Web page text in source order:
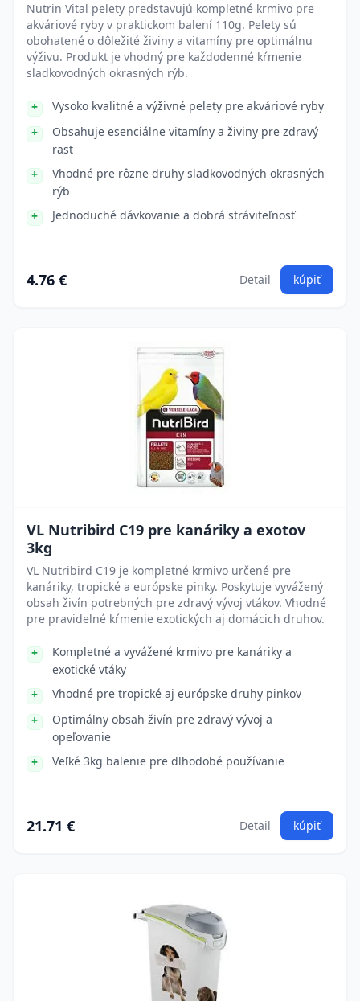
Nutrin Vital pelety predstavujú kompletné krmivo pre
akváriové ryby v praktickom balení 110g. Pelety sú
obohatené o dôležité živiny a vitamíny pre optimálnu
výživu. Produkt je vhodný pre každodenné kŕmenie
sladkovodných okrasných rýb.
Vysoko kvalitné a výživné pelety pre akváriové ryby
Obsahuje esenciálne vitamíny a živiny pre zdravý
rast
Vhodné pre rôzne druhy sladkovodných okrasných
rýb
Jednoduché dávkovanie a dobrá stráviteľnosť
4.76 € Detail kúpiť
VL Nutribird C19 pre kanáriky a exotov
3kg
VL Nutribird C19 je kompletné krmivo určené pre
kanáriky, tropické a európske pinky. Poskytuje vyvážený
obsah živín potrebných pre zdravý vývoj vtákov. Vhodné
pre pravidelné kŕmenie exotických aj domácich druhov.
Kompletné a vyvážené krmivo pre kanáriky a
exotické vtáky
Vhodné pre tropické aj európske druhy pinkov
Optimálny obsah živín pre zdravý vývoj a
opeľovanie
Veľké 3kg balenie pre dlhodobé používanie
21.71 € Detail kúpiť